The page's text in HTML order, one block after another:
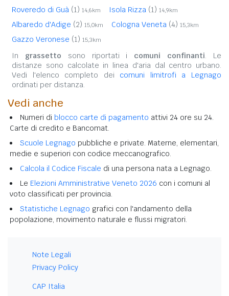
Roveredo di Guà (1) 14,6km Isola Rizza (1) 14,9km
Albaredo d'Adige (2) 15,0km Cologna Veneta (4) 15,3km
Gazzo Veronese (1) 15,3km
In grassetto sono riportati i comuni confinanti. Le
distanze sono calcolate in linea d'aria dal centro urbano.
Vedi l'elenco completo dei comuni limitrofi a Legnago
ordinati per distanza.
Vedi anche
Numeri di blocco carte di pagamento attivi 24 ore su 24.
Carte di credito e Bancomat.
Scuole Legnago pubbliche e private. Materne, elementari,
medie e superiori con codice meccanografico.
Calcola il Codice Fiscale di una persona nata a Legnago.
Le Elezioni Amministrative Veneto 2026 con i comuni al
voto classificati per provincia.
Statistiche Legnago grafici con l'andamento della
popolazione, movimento naturale e flussi migratori.
Note Legali
Privacy Policy
CAP Italia